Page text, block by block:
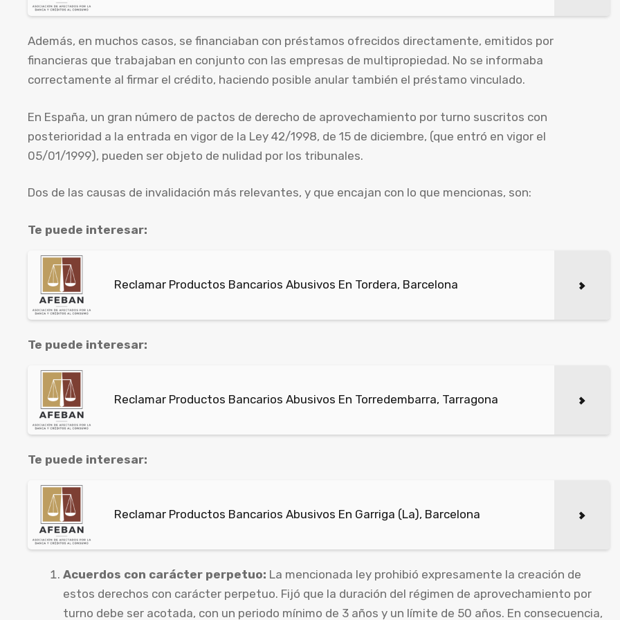
Además, en muchos casos, se financiaban con préstamos ofrecidos directamente, emitidos por
financieras que trabajaban en conjunto con las empresas de multipropiedad. No se informaba
correctamente al firmar el crédito, haciendo posible anular también el préstamo vinculado.
En España, un gran número de pactos de derecho de aprovechamiento por turno suscritos con
posterioridad a la entrada en vigor de la Ley 42/1998, de 15 de diciembre, (que entró en vigor el
05/01/1999), pueden ser objeto de nulidad por los tribunales.
Dos de las causas de invalidación más relevantes, y que encajan con lo que mencionas, son:
Te puede interesar:
Reclamar Productos Bancarios Abusivos En Tordera, Barcelona
Te puede interesar:
Reclamar Productos Bancarios Abusivos En Torredembarra, Tarragona
Te puede interesar:
Reclamar Productos Bancarios Abusivos En Garriga (La), Barcelona
Acuerdos con carácter perpetuo: La mencionada ley prohibió expresamente la creación de
estos derechos con carácter perpetuo. Fijó que la duración del régimen de aprovechamiento por
turno debe ser acotada, con un periodo mínimo de 3 años y un límite de 50 años. En consecuencia,